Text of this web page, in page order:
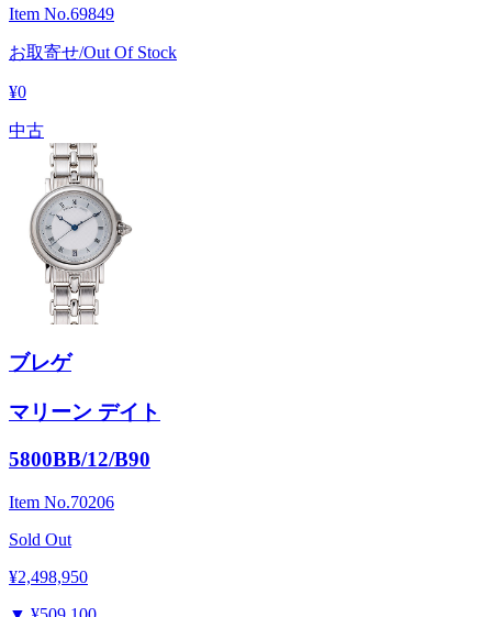
Item No.69849
お取寄せ/Out Of Stock
¥0
中古
ブレゲ
マリーン デイト
5800BB/12/B90
Item No.70206
Sold Out
¥2,498,950